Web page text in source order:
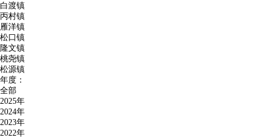
白渡镇
丙村镇
雁洋镇
松口镇
隆文镇
桃尧镇
松源镇
年度：
全部
2025年
2024年
2023年
2022年